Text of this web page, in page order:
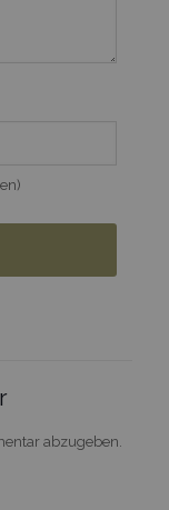
abzugeben.